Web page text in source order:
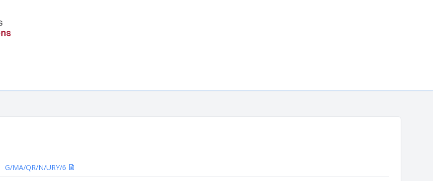
G/MA/QR/N/URY/6